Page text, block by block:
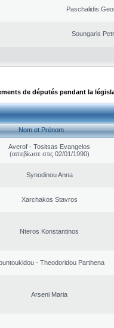
Paschalidis
Soungaris
de députés pendant la
Nom et Prénom
Averof - Tositsas Evangelos
(απεβίωσε στις 02/01/1990)
Synodinou Anna
Xarchakos Stavros
Nteros Konstantinos
- Theodoridou Parthena
Arseni Maria